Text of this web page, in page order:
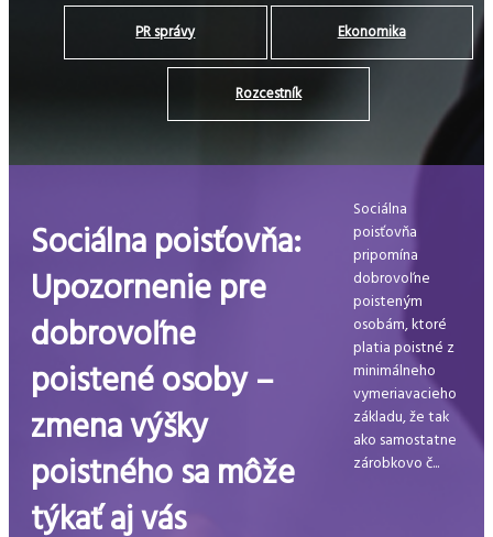
PR správy Ekonomika
Rozcestník
Sociálna poisťovňa:
Upozornenie pre
dobrovoľne
poistené osoby –
zmena výšky
poistného sa môže
týkať aj vás
Sociálna
poisťovňa
pripomína
dobrovoľne
poisteným
osobám, ktoré
platia poistné z
minimálneho
vymeriavacieho
základu, že tak
ako samostatne
zárobkovo č...